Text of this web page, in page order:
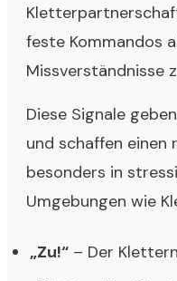
feste Kommandos
Missverständnisse
Diese Signale
und schaffen einen
besonders in
Umgebungen wie
„Zu!“ – Der